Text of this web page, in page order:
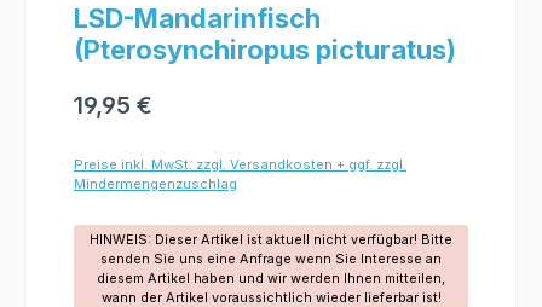
LSD-Mandarinfisch
(Pterosynchiropus picturatus)
19,95 €
Preise inkl. MwSt. zzgl. Versandkosten + ggf. zzgl.
Mindermengenzuschlag
HINWEIS: Dieser Artikel ist aktuell nicht verfügbar! Bitte
senden Sie uns eine Anfrage wenn Sie Interesse an
diesem Artikel haben und wir werden Ihnen mitteilen,
wann der Artikel voraussichtlich wieder lieferbar ist!